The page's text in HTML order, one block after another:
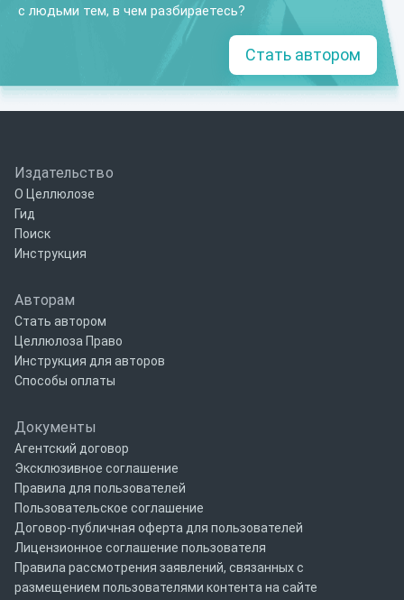
с людьми тем, в чем разбираетесь?
Стать автором
Издательство
О Целлюлозе
Гид
Поиск
Инструкция
Авторам
Стать автором
Целлюлоза Право
Инструкция для авторов
Способы оплаты
Документы
Агентский договор
Эксклюзивное соглашение
Правила для пользователей
Пользовательское соглашение
Договор-публичная оферта для пользователей
Лицензионное соглашение пользователя
Правила рассмотрения заявлений, связанных с
размещением пользователями контента на сайте